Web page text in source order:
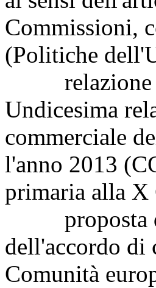
Commissioni,
(Politiche
relazione
Undicesima
commerciale
l'anno 2013
primaria alla
proposta di
dell'accordo di
Comunità